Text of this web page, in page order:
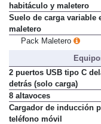
habitáculo y maletero
Suelo de carga variable
maletero
Pack Maletero
2 puertos USB tipo C
detrás (solo carga)
8 altavoces
Cargador de inducción
teléfono móvil